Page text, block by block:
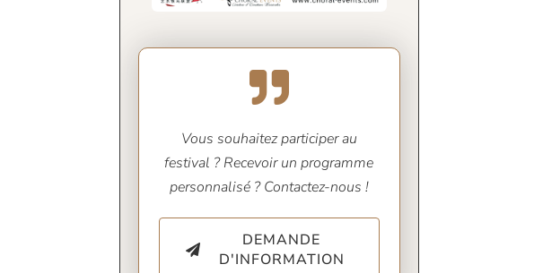
Vous souhaitez participer au
festival ? Recevoir un programme
personnalisé ? Contactez-nous !
DEMANDE
D'INFORMATION